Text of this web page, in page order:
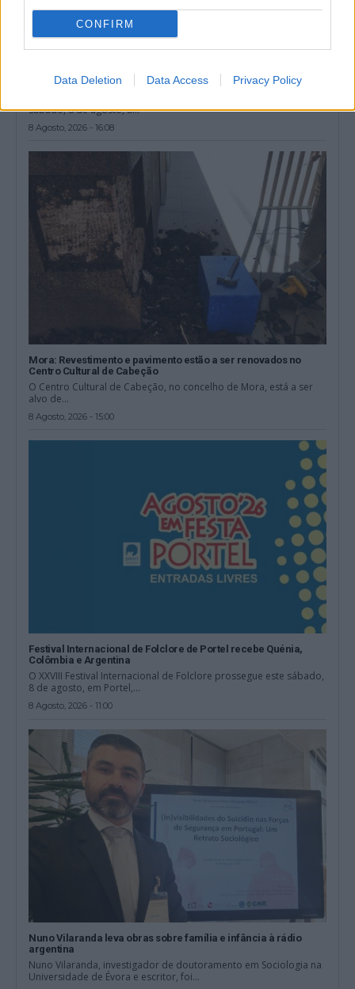
CONFIRM
Data Deletion Data Access Privacy Policy
visita às Festas do Povo de Campo Maior
sábado, 8 de agosto, à...
8 Agosto, 2026 - 16:08
Mora: Revestimento e pavimento estão a ser renovados no
Centro Cultural de Cabeção
O Centro Cultural de Cabeção, no concelho de Mora, está a ser
alvo de...
8 Agosto, 2026 - 15:00
Festival Internacional de Folclore de Portel recebe Quénia,
Colômbia e Argentina
O XXVIII Festival Internacional de Folclore prossegue este sábado,
8 de agosto, em Portel,...
8 Agosto, 2026 - 11:00
Nuno Vilaranda leva obras sobre família e infância à rádio
argentina
Nuno Vilaranda, investigador de doutoramento em Sociologia na
Universidade de Évora e escritor, foi...